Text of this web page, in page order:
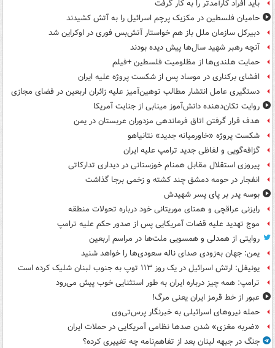
باید افراد کارآمدتر را به کار گرفت
حامیان فلسطین در مکزیک پرچم اسرائیل را به آتش کشیدند
دبیرکل سازمان ملل باز هم خواستار آتش‌بس فوری در اوکراین شد
آنچه رهبر شهید سال‌ها پیش دیده بودند
حمایت هلندی‌ها از مظلومیت فلسطین +فیلم
افشای برکناری در موساد پس از شکست پروژه علیه ایران
دستگیری عامل انتشار مطالب توهین‌آمیز علیه زائران اربعین در فضای مجازی
روایت تکان‌دهنده دانش‌آموز مینابی از جنایت آمریکا
هدف قرار گرفتن اتاق‌ فرماندهی مزدوران عربستان در یمن
شکست پروژه «خاورمیانه جدید» نتانیاهو
گزافه‌گویی و لفاظی جدید ترامپ علیه ایران
پیروزی استقلال مقابل همنام خوزستانی در دیداری تدارکاتی
انفجار در حومه دمشق چند کشته و زخمی برجا گذاشت
بوسه‌ پدر بر پای پسر شهیدش
رایزنی عراقچی و همتای موریتانی خود درباره تحولات منطقه
موج تهدید علیه قضات آمریکایی پس از صدور حکم علیه ترامپ
روایتی از همدلی و همسویی ملت‌ها در مراسم اربعین
یمن: جهان به‌زودی صدای ناله سعودی‌ها را خواهد شنید
یونیفل: ارتش اسرائیل در یک روز ۱۱۳ توپ به جنوب لبنان شلیک کرده است
ترامپ: همه چیز درباره ایران به طور استثنایی خوب پیش می‌رود
عبور از خط قرمز ایران یعنی مرگ!
حمله نیروهای اسرائیلی به خبرنگار پرس‌تی‌وی
«ضربه مغزی» شدن صدها نظامی آمریکایی در حملات ایران
جنگ در جبهه لبنان بعد از تفاهم‌نامه چه تغییری کرده؟